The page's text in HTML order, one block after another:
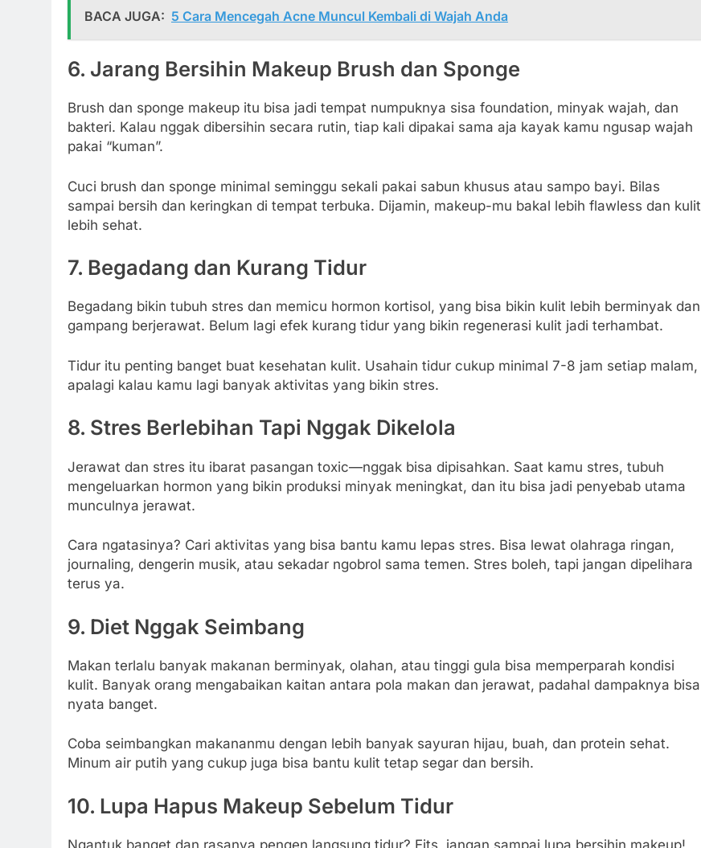
BACA JUGA: 5 Cara Mencegah Acne Muncul Kembali di Wajah Anda
6. Jarang Bersihin Makeup Brush dan Sponge
Brush dan sponge makeup itu bisa jadi tempat numpuknya sisa foundation, minyak wajah, dan
bakteri. Kalau nggak dibersihin secara rutin, tiap kali dipakai sama aja kayak kamu ngusap wajah
pakai “kuman”.
Cuci brush dan sponge minimal seminggu sekali pakai sabun khusus atau sampo bayi. Bilas
sampai bersih dan keringkan di tempat terbuka. Dijamin, makeup-mu bakal lebih flawless dan kulit
lebih sehat.
7. Begadang dan Kurang Tidur
Begadang bikin tubuh stres dan memicu hormon kortisol, yang bisa bikin kulit lebih berminyak dan
gampang berjerawat. Belum lagi efek kurang tidur yang bikin regenerasi kulit jadi terhambat.
Tidur itu penting banget buat kesehatan kulit. Usahain tidur cukup minimal 7-8 jam setiap malam,
apalagi kalau kamu lagi banyak aktivitas yang bikin stres.
8. Stres Berlebihan Tapi Nggak Dikelola
Jerawat dan stres itu ibarat pasangan toxic—nggak bisa dipisahkan. Saat kamu stres, tubuh
mengeluarkan hormon yang bikin produksi minyak meningkat, dan itu bisa jadi penyebab utama
munculnya jerawat.
Cara ngatasinya? Cari aktivitas yang bisa bantu kamu lepas stres. Bisa lewat olahraga ringan,
journaling, dengerin musik, atau sekadar ngobrol sama temen. Stres boleh, tapi jangan dipelihara
terus ya.
9. Diet Nggak Seimbang
Makan terlalu banyak makanan berminyak, olahan, atau tinggi gula bisa memperparah kondisi
kulit. Banyak orang mengabaikan kaitan antara pola makan dan jerawat, padahal dampaknya bisa
nyata banget.
Coba seimbangkan makananmu dengan lebih banyak sayuran hijau, buah, dan protein sehat.
Minum air putih yang cukup juga bisa bantu kulit tetap segar dan bersih.
10. Lupa Hapus Makeup Sebelum Tidur
Ngantuk banget dan rasanya pengen langsung tidur? Eits, jangan sampai lupa bersihin makeup!